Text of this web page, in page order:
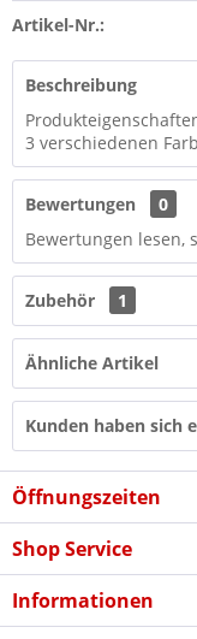
Artikel-Nr.:
Beschreibung
3 verschiedenen
Bewertungen
0
Bewertungen lesen,
Zubehör 1
Ähnliche Artikel
Kunden haben sich
Öffnungszeiten
Shop Service
Informationen